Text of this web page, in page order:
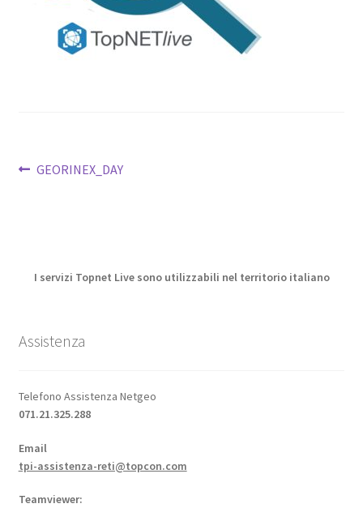
Il mio account
Privacy Policy
Sospensione
Usato Topcon
Navigazione
Articolo
GEORINEX_DAY
I servizi Topnet Live sono utilizzabili nel territorio italiano
Assistenza
Telefono Assistenza Netgeo
071.21.325.288
Email
tpi-assistenza-reti@topcon.com
Teamviewer: